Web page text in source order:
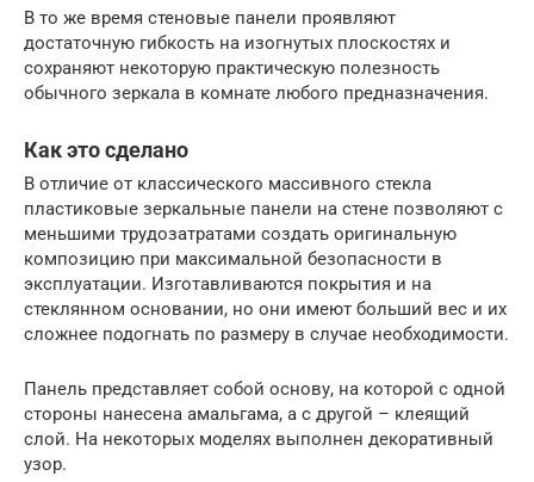
В то же время стеновые панели проявляют
достаточную гибкость на изогнутых плоскостях и
сохраняют некоторую практическую полезность
обычного зеркала в комнате любого предназначения.
Как это сделано
В отличие от классического массивного стекла
пластиковые зеркальные панели на стене позволяют с
меньшими трудозатратами создать оригинальную
композицию при максимальной безопасности в
эксплуатации. Изготавливаются покрытия и на
стеклянном основании, но они имеют больший вес и их
сложнее подогнать по размеру в случае необходимости.
Панель представляет собой основу, на которой с одной
стороны нанесена амальгама, а с другой – клеящий
слой. На некоторых моделях выполнен декоративный
узор.